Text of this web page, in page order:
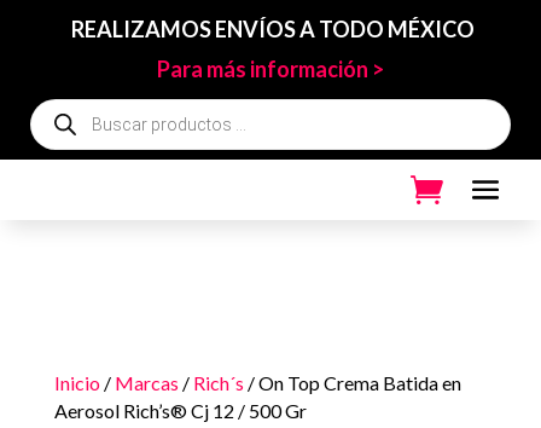
REALIZAMOS ENVÍOS A TODO MÉXICO
Para más información >
Búsqueda
de
productos
Inicio/ Marcas / Rich´s / On Top Crema Batida en
Aerosol Rich’s® Cj 12 / 500 Gr